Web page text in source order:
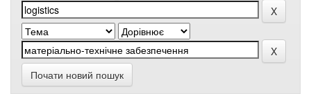
Почати новий пошук